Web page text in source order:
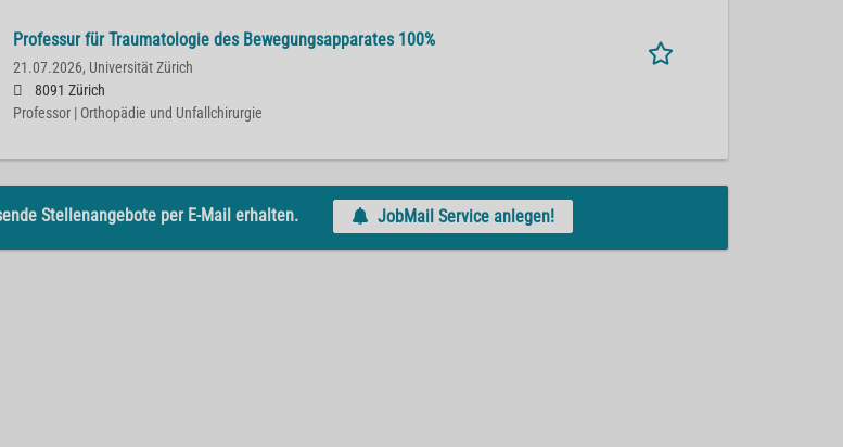
Professur für Traumatologie des Bewegungsapparates 100%
21.07.2026, Universität Zürich
8091 Zürich
Professor | Orthopädie und Unfallchirurgie
Stellenangebote per E-Mail erhalten. JobMail Service anlegen!